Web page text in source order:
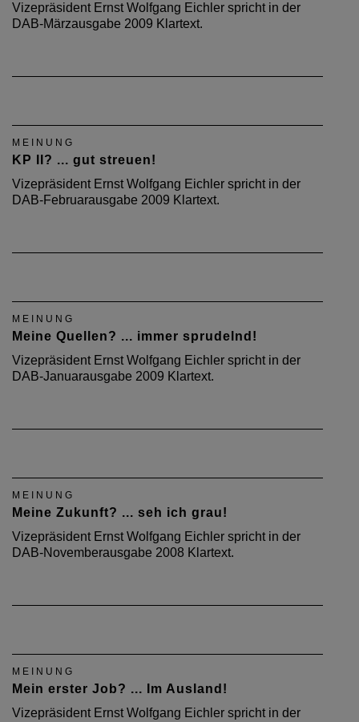
Vizepräsident Ernst Wolfgang Eichler spricht in der
DAB-Märzausgabe 2009 Klartext.
MEINUNG
KP II? ... gut streuen!
Vizepräsident Ernst Wolfgang Eichler spricht in der
DAB-Februarausgabe 2009 Klartext.
MEINUNG
Meine Quellen? ... immer sprudelnd!
Vizepräsident Ernst Wolfgang Eichler spricht in der
DAB-Januarausgabe 2009 Klartext.
MEINUNG
Meine Zukunft? ... seh ich grau!
Vizepräsident Ernst Wolfgang Eichler spricht in der
DAB-Novemberausgabe 2008 Klartext.
MEINUNG
Mein erster Job? ... Im Ausland!
Vizepräsident Ernst Wolfgang Eichler spricht in der